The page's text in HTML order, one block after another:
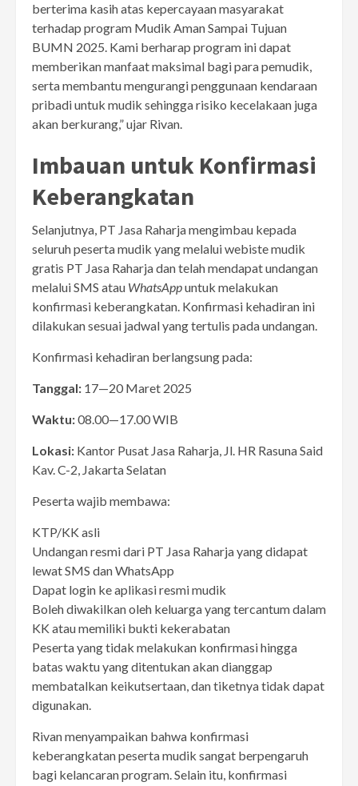
berterima kasih atas kepercayaan masyarakat
terhadap program Mudik Aman Sampai Tujuan
BUMN 2025. Kami berharap program ini dapat
memberikan manfaat maksimal bagi para pemudik,
serta membantu mengurangi penggunaan kendaraan
pribadi untuk mudik sehingga risiko kecelakaan juga
akan berkurang,” ujar Rivan.
Imbauan untuk Konfirmasi
Keberangkatan
Selanjutnya, PT Jasa Raharja mengimbau kepada
seluruh peserta mudik yang melalui webiste mudik
gratis PT Jasa Raharja dan telah mendapat undangan
melalui SMS atau WhatsAppuntuk melakukan
konfirmasi keberangkatan. Konfirmasi kehadiran ini
dilakukan sesuai jadwal yang tertulis pada undangan.
Konfirmasi kehadiran berlangsung pada:
Tanggal: 17—20 Maret 2025
Waktu:08.00—17.00 WIB
Lokasi: Kantor Pusat Jasa Raharja, Jl. HR Rasuna Said
Kav. C-2, Jakarta Selatan
Peserta wajib membawa:
KTP/KK asli
Undangan resmi dari PT Jasa Raharja yang didapat
lewat SMS dan WhatsApp
Dapat login ke aplikasi resmi mudik
Boleh diwakilkan oleh keluarga yang tercantum dalam
KK atau memiliki bukti kekerabatan
Peserta yang tidak melakukan konfirmasi hingga
batas waktu yang ditentukan akan dianggap
membatalkan keikutsertaan, dan tiketnya tidak dapat
digunakan.
Rivan menyampaikan bahwa konfirmasi
keberangkatan peserta mudik sangat berpengaruh
bagi kelancaran program. Selain itu, konfirmasi